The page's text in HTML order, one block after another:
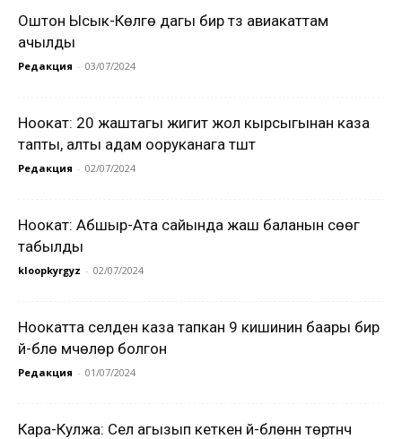
Оштон Ысык-Көлгө дагы бир түз авиакаттам
ачылды
Редакция - 03/07/2024
Ноокат: 20 жаштагы жигит жол кырсыгынан каза
тапты, алты адам ооруканага түштү
Редакция - 02/07/2024
Ноокат: Абшыр-Ата сайында жаш баланын сөөгү
табылды
kloopkyrgyz - 02/07/2024
Ноокатта селден каза тапкан 9 кишинин баары бир
үй-бүлө мүчөлөрү болгон
Редакция - 01/07/2024
Кара-Кулжа: Сел агызып кеткен үй-бүлөнүн төртүнчү